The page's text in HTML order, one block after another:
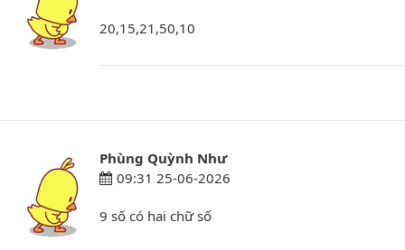
20,15,21,50,10
Phùng Quỳnh Như
09:31 25-06-2026
9 số có hai chữ số